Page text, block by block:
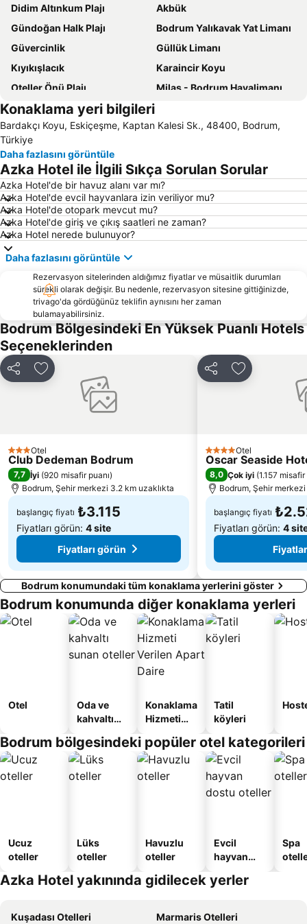
Didim Altınkum Plajı
Akbük
Gündoğan Halk Plajı
Bodrum Yalıkavak Yat Limanı
Güvercinlik
Güllük Limanı
Kıyıkışlacık
Karaincir Koyu
Oteller Önü Plajı
Milas - Bodrum Havalimanı
Bodrum Kalesi
Kumbahçe Halk Plajı
Bitez Halk Plajı
Kumluk Halk Plajı
Gümbet Plajı
Didim Aqua Park
Ortakent Halk Plajı
Bodrum Yat Limanı
Mavişehir
D-Marin Turgutreis Marina
Göltürkbükü Sahili
Yalıkavlak Halk Plajı
Kızılbük
D-Marin Didim Marina
Bodrum Otobüs Terminali
3. Koy Halk Plajı
D-Marin Turgutreis
Palmarina Yalıkavak
Xuma beach
Çanakkale Limanı
Bodrum Dolphin Park
Marina Yat Kulübü
Bodrum Amfitiyatro
Apollo Temple
Milas Tour
Kos Airport
Porto of Kos
Fantasia
Konaklama yeri bilgileri
Bardakçı Koyu, Eskiçeşme, Kaptan Kalesi Sk., 48400, Bodrum,
Türkiye
Daha fazlasını görüntüle
Azka Hotel ile İlgili Sıkça Sorulan Sorular
Azka Hotel'de bir havuz alanı var mı?
Azka Hotel'de evcil hayvanlara izin veriliyor mu?
Azka Hotel'de otopark mevcut mu?
Azka Hotel'de giriş ve çıkış saatleri ne zaman?
Azka Hotel nerede bulunuyor?
Daha fazlasını görüntüle
Rezervasyon sitelerinden aldığımız fiyatlar ve müsaitlik durumları
sürekli olarak değişir. Bu nedenle, rezervasyon sitesine gittiğinizde,
trivago'da gördüğünüz teklifin aynısını her zaman
bulamayabilirsiniz.
Bodrum Bölgesindeki En Yüksek Puanlı Hotels
Seçeneklerinden
Paylaş Favorilerime ekle
3 Yıldız
Otel
Club Dedeman Bodrum
7,7 İyi (920 misafir puanı)
Bodrum, Şehir merkezi 3.2 km uzaklıkta
başlangıç fiyatı ₺3.115
Fiyatları görün: 4 site
Fiyatları görün
Paylaş Favorilerime
4 YıldızOtel
Oscar Seaside
8,0 Çok iyi (1.157 misafir
Bodrum, Şehir
başlangıç fiyatı
Fiyatları görün: 4
Bodrum konumundaki tüm konaklama yerlerini göster
Bodrum konumunda diğer konaklama yerleri
Otel
Oda ve
kahvaltı
oteller
Konaklama
Hizmeti
Apart
Daire
Tatil
köyleri
Bodrum bölgesindeki popüler otel kategorileri
Ucuz
oteller
Lüks
oteller
Havuzlu
oteller
Evcil
hayvan
oteller
Spa
Azka Hotel yakınında gidilecek yerler
Kuşadası Otelleri
Marmaris Otelleri